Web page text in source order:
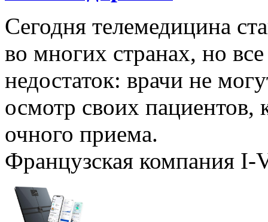
Сегодня телемедицина
во многих странах, но
недостаток: врачи не
осмотр своих пациентов,
очного приема.
Французская компания I-